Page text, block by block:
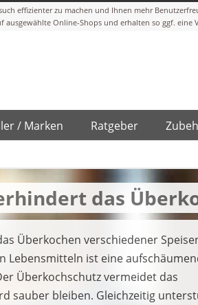
/ Marken Ratgeber
das
Überkochen verschiedener
Lebensmitteln ist eine
Überkochschutz vermeidet das
sauber bleiben. Gleichzeitig